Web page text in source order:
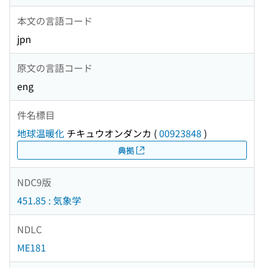
本文の言語コード
jpn
原文の言語コード
eng
件名標目
地球温暖化 チキュウオンダンカ (00923848 )
典拠
NDC9版
451.85 : 気象学
NDLC
ME181